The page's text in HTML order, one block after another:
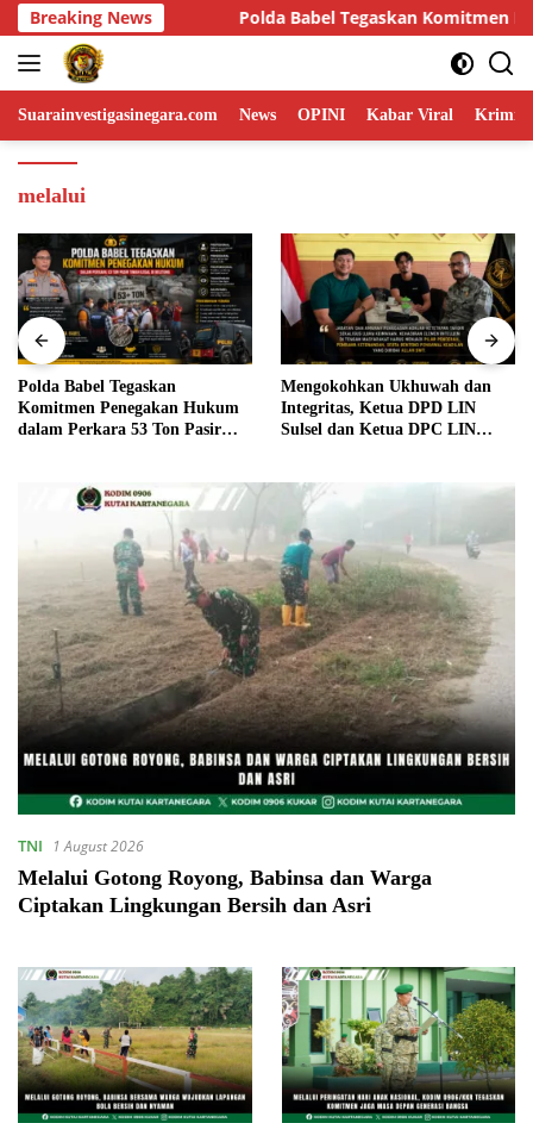
Skip
to
content
Breaking News
Komitmen Penegakan Hukum dalam Perkara 53 Ton
Suarainvestigasinegara.com News OPINI Kabar Viral
melalui
Polda Babel Tegaskan
Komitmen Penegakan Hukum
dalam Perkara 53 Ton Pasir
Mengokohkan Ukhuwah dan
Integritas, Ketua DPD LIN
Sulsel dan Ketua DPC LIN
TNI 1 August 2026
Melalui Gotong Royong, Babinsa dan Warga
Ciptakan Lingkungan Bersih dan Asri